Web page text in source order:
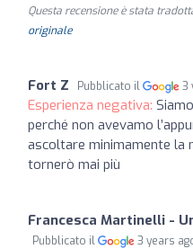
Questa recensione è stata
originale
Fort Z Pubblicato il 3
Esperienza negativa:
perché non avevamo
ascoltare minimamente la
tornerò mai più
Francesca Martinelli -
Pubblicato il 3 years